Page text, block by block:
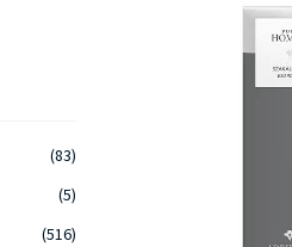
(83)
(5)
(516)